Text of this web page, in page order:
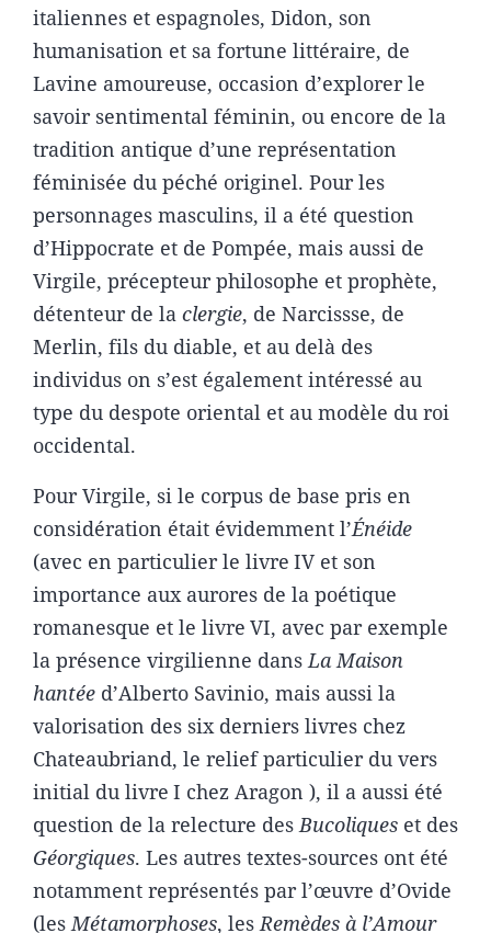
italiennes et espagnoles, Didon, son
humanisation et sa fortune littéraire, de
Lavine amoureuse, occasion d’explorer le
savoir sentimental féminin, ou encore de la
tradition antique d’une représentation
féminisée du péché originel. Pour les
personnages masculins, il a été question
d’Hippocrate et de Pompée, mais aussi de
Virgile, précepteur philosophe et prophète,
détenteur de la clergie, de Narcissse, de
Merlin, fils du diable, et au delà des
individus on s’est également intéressé au
type du despote oriental et au modèle du roi
occidental.
Pour Virgile, si le corpus de base pris en
considération était évidemment l’Énéide
(avec en particulier le livre IV et son
importance aux aurores de la poétique
romanesque et le livre VI, avec par exemple
la présence virgilienne dansLa Maison
hantée d’Alberto Savinio, mais aussi la
valorisation des six derniers livres chez
Chateaubriand, le relief particulier du vers
initial du livre I chez Aragon ), il a aussi été
question de la relecture desBucoliques et des
Géorgiques. Les autres textes-sources ont été
notamment représentés par l’œuvre d’Ovide
(lesMétamorphoses, lesRemèdes à l’Amour